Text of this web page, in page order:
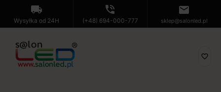
local_shipping
Wysyłka od 24H
phone_in_talk
(+48) 694-000-777
mail
sklep@salonled.pl
favorite_border